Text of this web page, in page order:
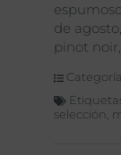
de
pinot
selección